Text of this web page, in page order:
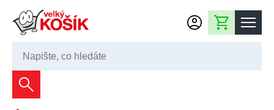
Nákupní košík
245 008 200
Dekorace